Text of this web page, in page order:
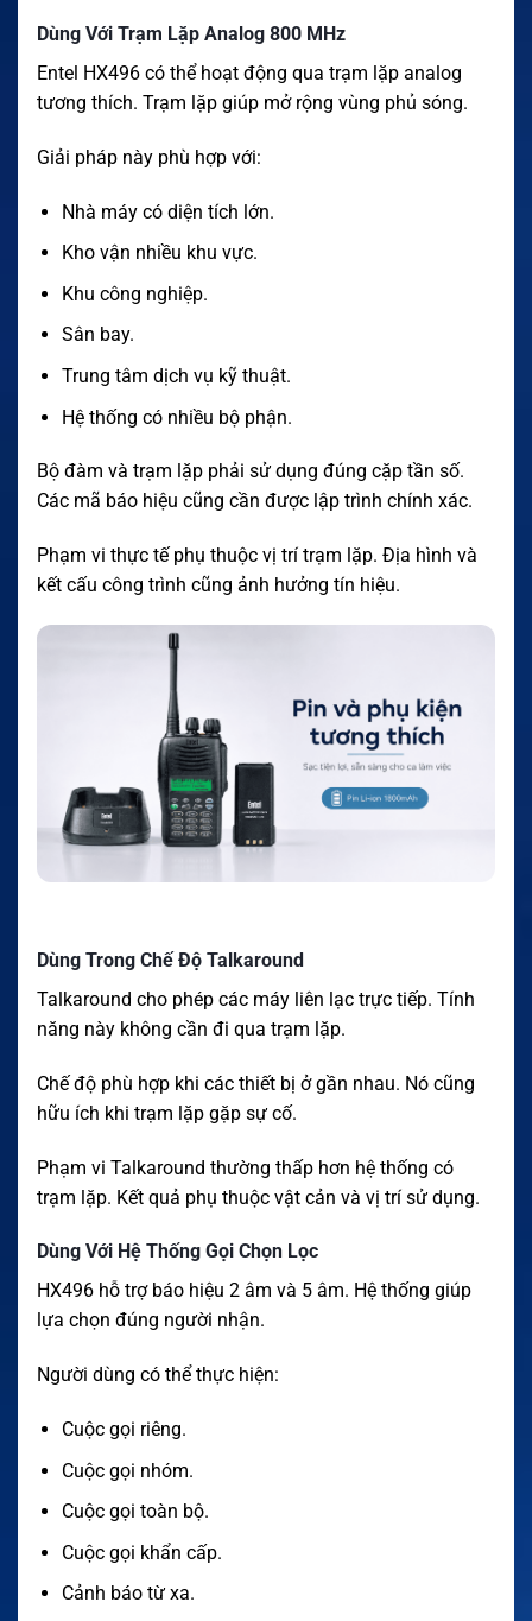
Dùng Với Trạm Lặp Analog 800 MHz
Entel HX496 có thể hoạt động qua trạm lặp analog
tương thích. Trạm lặp giúp mở rộng vùng phủ sóng.
Giải pháp này phù hợp với:
Nhà máy có diện tích lớn.
Kho vận nhiều khu vực.
Khu công nghiệp.
Sân bay.
Trung tâm dịch vụ kỹ thuật.
Hệ thống có nhiều bộ phận.
Bộ đàm và trạm lặp phải sử dụng đúng cặp tần số.
Các mã báo hiệu cũng cần được lập trình chính xác.
Phạm vi thực tế phụ thuộc vị trí trạm lặp. Địa hình và
kết cấu công trình cũng ảnh hưởng tín hiệu.
Dùng Trong Chế Độ Talkaround
Talkaround cho phép các máy liên lạc trực tiếp. Tính
năng này không cần đi qua trạm lặp.
Chế độ phù hợp khi các thiết bị ở gần nhau. Nó cũng
hữu ích khi trạm lặp gặp sự cố.
Phạm vi Talkaround thường thấp hơn hệ thống có
trạm lặp. Kết quả phụ thuộc vật cản và vị trí sử dụng.
Dùng Với Hệ Thống Gọi Chọn Lọc
HX496 hỗ trợ báo hiệu 2 âm và 5 âm. Hệ thống giúp
lựa chọn đúng người nhận.
Người dùng có thể thực hiện:
Cuộc gọi riêng.
Cuộc gọi nhóm.
Cuộc gọi toàn bộ.
Cuộc gọi khẩn cấp.
Cảnh báo từ xa.